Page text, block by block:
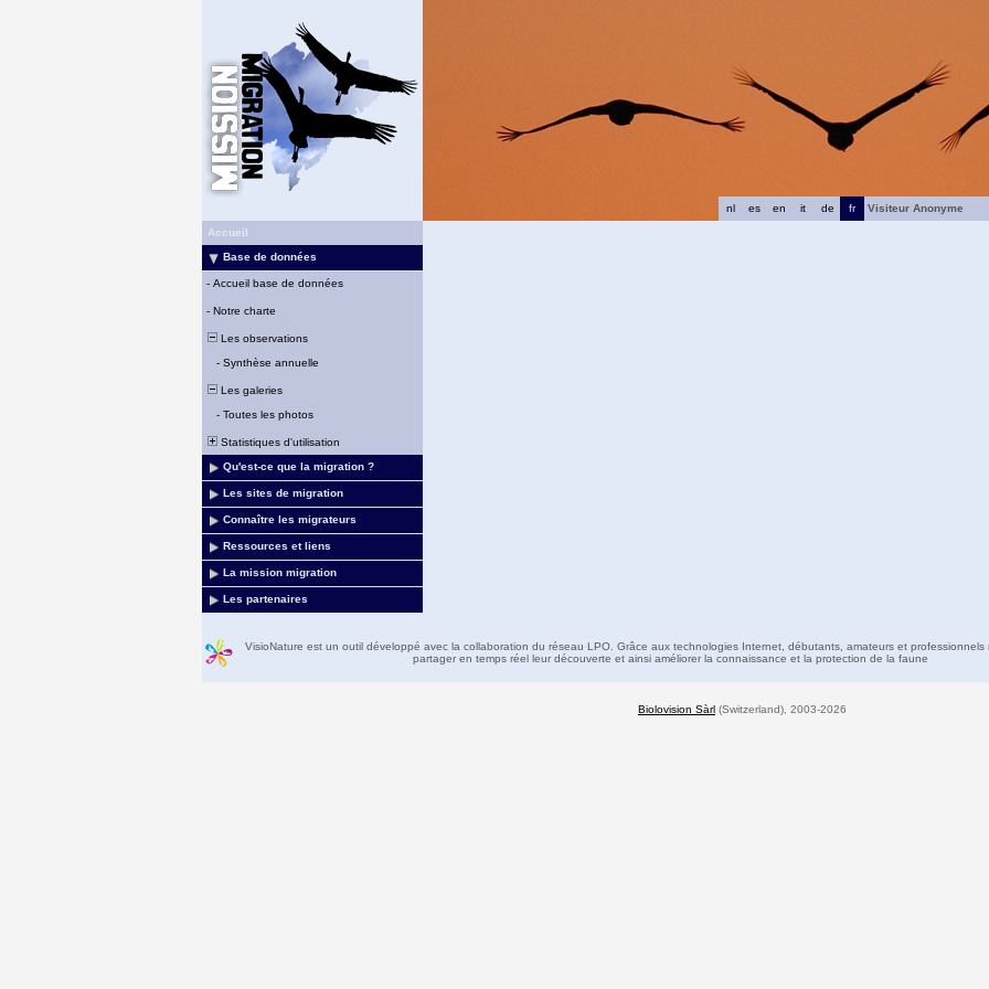
fr
de
it
en
es
nl
Visiteur Anonyme
Accueil
Base de données
- Accueil base de données
- Notre charte
Les observations
- Synthèse annuelle
Les galeries
- Toutes les photos
Statistiques d'utilisation
Qu'est-ce que la migration ?
Les sites de migration
Connaître les migrateurs
Ressources et liens
La mission migration
Les partenaires
VisioNature est un outil développé avec la collaboration du réseau LPO. Grâce aux technologies Internet, débutants, amateurs et professionnels
partager en temps réel leur découverte et ainsi améliorer la connaissance et la protection de la faune
Biolovision Sàrl (Switzerland), 2003-2026